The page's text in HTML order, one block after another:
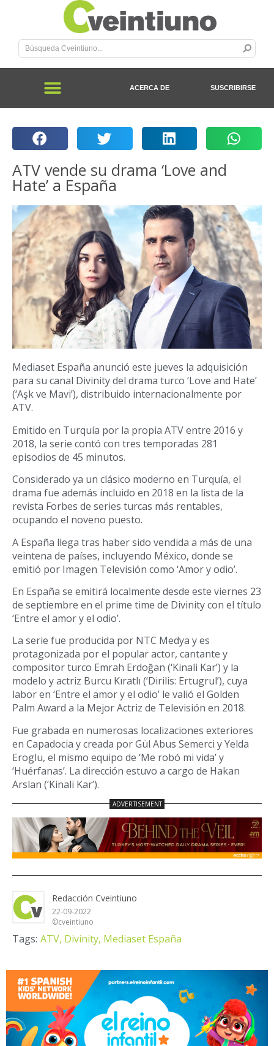
ACERCA DE SUSCRIBIRSE
ATV vende su drama ‘Love and
Hate’ a España
Mediaset España anunció este jueves la adquisición
para su canal Divinity del drama turco ‘Love and Hate’
(‘Aşk ve Mavi’), distribuido internacionalmente por
ATV.
Emitido en Turquía por la propia ATV entre 2016 y
2018, la serie contó con tres temporadas 281
episodios de 45 minutos.
Considerado ya un clásico moderno en Turquía, el
drama fue además incluido en 2018 en la lista de la
revista Forbes de series turcas más rentables,
ocupando el noveno puesto.
A España llega tras haber sido vendida a más de una
veintena de países, incluyendo México, donde se
emitió por Imagen Televisión como ‘Amor y odio’.
En España se emitirá localmente desde este viernes 23
de septiembre en el prime time de Divinity con el título
‘Entre el amor y el odio’.
La serie fue producida por NTC Medya y es
protagonizada por el popular actor, cantante y
compositor turco Emrah Erdoğan (‘Kinali Kar’) y la
modelo y actriz Burcu Kıratlı (‘Dirilis: Ertugrul’), cuya
labor en ‘Entre el amor y el odio’ le valió el Golden
Palm Award a la Mejor Actriz de Televisión en 2018.
Fue grabada en numerosas localizaciones exteriores
en Capadocia y creada por Gül Abus Semerci y Yelda
Eroglu, el mismo equipo de ‘Me robó mi vida’ y
‘Huérfanas’. La dirección estuvo a cargo de Hakan
Arslan (‘Kinali Kar’).
Redacción Cveintiuno
22-09-2022
©cveintiuno
Tags: ATV, Divinity, Mediaset España